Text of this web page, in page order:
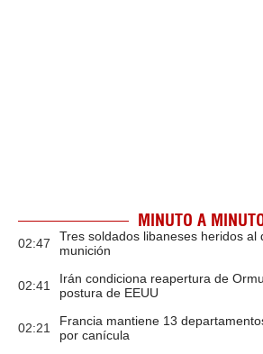
MINUTO A
02:47
Tres soldados libaneses heridos al
munición
02:41
Irán condiciona reapertura de
postura de EEUU
02:21
Francia mantiene 13
por canícula